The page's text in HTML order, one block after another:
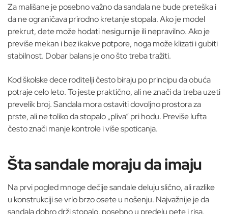
Za mališane je posebno važno da sandala ne bude preteška i
da ne ograničava prirodno kretanje stopala. Ako je model
prekrut, dete može hodati nesigurnije ili nepravilno. Ako je
previše mekan i bez ikakve potpore, noga može klizati i gubiti
stabilnost. Dobar balans je ono što treba tražiti.
Kod školske dece roditelji često biraju po principu da obuća
potraje celo leto. To jeste praktično, ali ne znači da treba uzeti
prevelik broj. Sandala mora ostaviti dovoljno prostora za
prste, ali ne toliko da stopalo „pliva“ pri hodu. Previše lufta
često znači manje kontrole i više spoticanja.
Šta sandale moraju da imaju
Na prvi pogled mnoge dečije sandale deluju slično, ali razlike
u konstrukciji se vrlo brzo osete u nošenju. Najvažnije je da
sandala dobro drži stopalo, posebno u predelu pete i risa.